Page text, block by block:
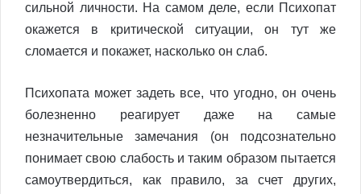
сильной личности. На самом деле, если Психопат
окажется в критической ситуации, он тут же
сломается и покажет, насколько он слаб.
Психопата может задеть все, что угодно, он очень
болезненно реагирует даже на самые
незначительные замечания (он подсознательно
понимает свою слабость и таким образом пытается
самоутвердиться, как правило, за счет других,